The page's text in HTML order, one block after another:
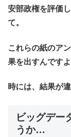
安部政権を評価
て。
これらの紙のア
果を出すんですよ
時には、結果が
ビッグデー
うか…